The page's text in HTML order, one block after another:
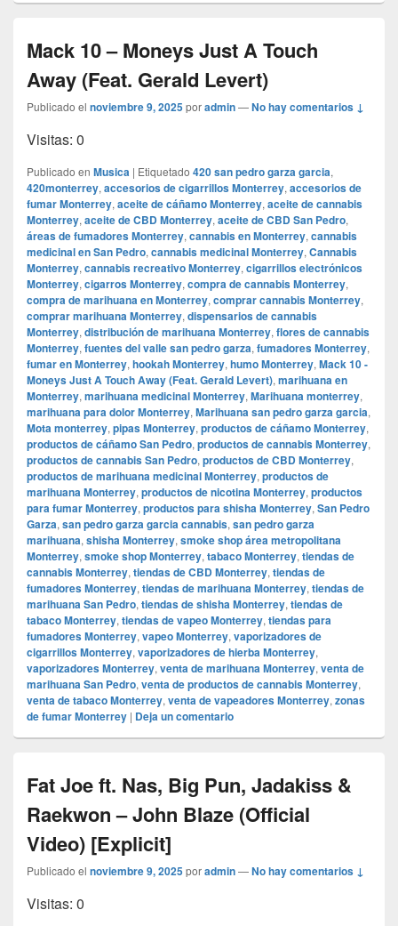
Mack 10 – Moneys Just A Touch
Away (Feat. Gerald Levert)
Publicado el noviembre 9, 2025poradmin—No hay comentarios ↓
Visitas: 0
Publicado en Musica | Etiquetado 420 san pedro garza garcia,
420monterrey, accesorios de cigarrillos Monterrey, accesorios de
fumar Monterrey, aceite de cáñamo Monterrey, aceite de cannabis
Monterrey, aceite de CBD Monterrey, aceite de CBD San Pedro,
áreas de fumadores Monterrey, cannabis en Monterrey, cannabis
medicinal en San Pedro, cannabis medicinal Monterrey, Cannabis
Monterrey, cannabis recreativo Monterrey, cigarrillos electrónicos
Monterrey, cigarros Monterrey, compra de cannabis Monterrey,
compra de marihuana en Monterrey, comprar cannabis Monterrey,
comprar marihuana Monterrey, dispensarios de cannabis
Monterrey, distribución de marihuana Monterrey, flores de cannabis
Monterrey, fuentes del valle san pedro garza, fumadores Monterrey,
fumar en Monterrey, hookah Monterrey, humo Monterrey, Mack 10 -
Moneys Just A Touch Away (Feat. Gerald Levert), marihuana en
Monterrey, marihuana medicinal Monterrey, Marihuana monterrey,
marihuana para dolor Monterrey, Marihuana san pedro garza garcia,
Mota monterrey, pipas Monterrey, productos de cáñamo Monterrey,
productos de cáñamo San Pedro, productos de cannabis Monterrey,
productos de cannabis San Pedro, productos de CBD Monterrey,
productos de marihuana medicinal Monterrey, productos de
marihuana Monterrey, productos de nicotina Monterrey, productos
para fumar Monterrey, productos para shisha Monterrey, San Pedro
Garza, san pedro garza garcia cannabis, san pedro garza
marihuana, shisha Monterrey, smoke shop área metropolitana
Monterrey, smoke shop Monterrey, tabaco Monterrey, tiendas de
cannabis Monterrey, tiendas de CBD Monterrey, tiendas de
fumadores Monterrey, tiendas de marihuana Monterrey, tiendas de
marihuana San Pedro, tiendas de shisha Monterrey, tiendas de
tabaco Monterrey, tiendas de vapeo Monterrey, tiendas para
fumadores Monterrey, vapeo Monterrey, vaporizadores de
cigarrillos Monterrey, vaporizadores de hierba Monterrey,
vaporizadores Monterrey, venta de marihuana Monterrey, venta de
marihuana San Pedro, venta de productos de cannabis Monterrey,
venta de tabaco Monterrey, venta de vapeadores Monterrey, zonas
de fumar Monterrey | Deja un comentario
Fat Joe ft. Nas, Big Pun, Jadakiss &
Raekwon – John Blaze (Official
Video) [Explicit]
Publicado el noviembre 9, 2025poradmin—No hay comentarios ↓
Visitas: 0